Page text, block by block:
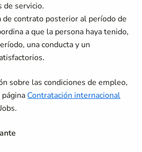
de servicio.
de contrato posterior al período de
a que la persona haya tenido,
una conducta y un
sobre las condiciones de empleo,
Contratación internacional